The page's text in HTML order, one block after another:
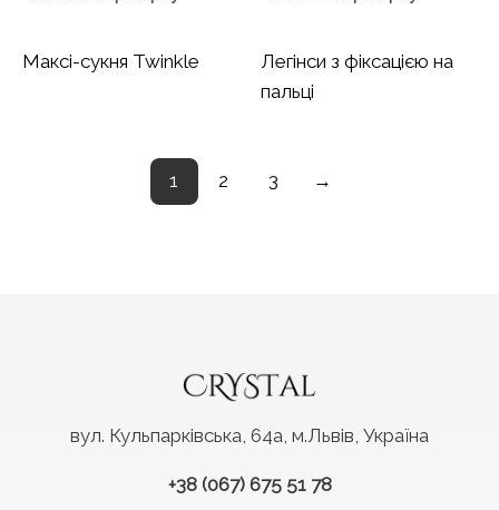
Максі-сукня Twinkle
Легінси з фіксацією на
пальці
1 2 3 →
вул. Кульпарківська, 64а, м.Львів, Україна
+38 (067) 675 51 78